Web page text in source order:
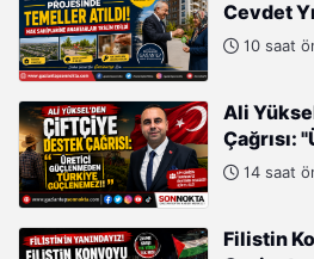
Cevdet
10 saat
Ali
Çağrısı:
Türkiye
14 saat
Filistin